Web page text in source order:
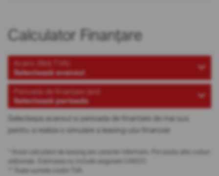
Calculator Finanțare
Avans (fără TVA)
Selectează avansul
Perioada de finanțare (ani)
Selectează perioada
Selecteaza avansul si perioada de finantare de mai sus
pentru a realiza o simulare a leasing-ului financiar.
* Acest calculator de leasing are caracter informativ. Pot exista alte costuri
adiționale. Estimarea nu include asigurare CASCO.
** Toate sumele conțin TVA.